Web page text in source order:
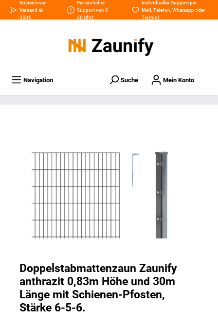
Kostenloser
Versand ab
350€
Persönlicher
Support von 8-
20 Uhr!
Individueller Support per
Mail,Telefon,Whatsappoder
Termin!
Navigation Suche Mein Konto
Doppelstabmattenzaun Zaunify
anthrazit 0,83m Höhe und 30m
Länge mit Schienen-Pfosten,
Stärke 6-5-6.